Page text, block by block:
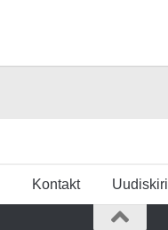
Kontakt Uudiskiri